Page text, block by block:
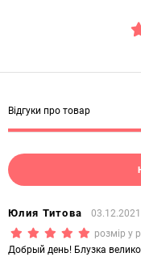
Відгуки про товар
Юлия Титова 03.12.2021
(*)
(*)
(*)
(*)
(*)
розмір у
Добрый день! Блузка